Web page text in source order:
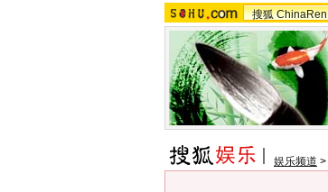
搜狐 ChinaRen
娱乐频道 >